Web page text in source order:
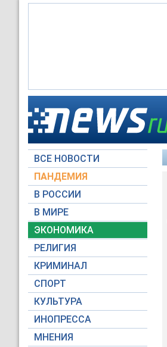
ВСЕ НОВОСТИ
ПАНДЕМИЯ
В РОССИИ
В МИРЕ
ЭКОНОМИКА
РЕЛИГИЯ
КРИМИНАЛ
СПОРТ
КУЛЬТУРА
ИНОПРЕССА
МНЕНИЯ